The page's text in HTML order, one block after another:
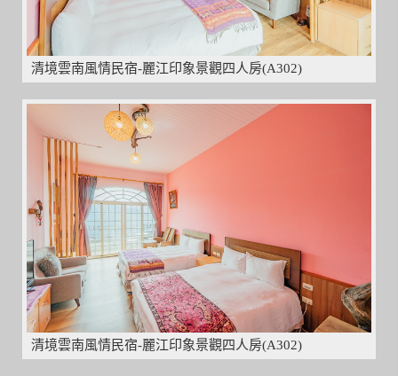
清境雲南風情民宿-麗江印象景觀四人房(A302)
清境雲南風情民宿-麗江印象景觀四人房(A302)